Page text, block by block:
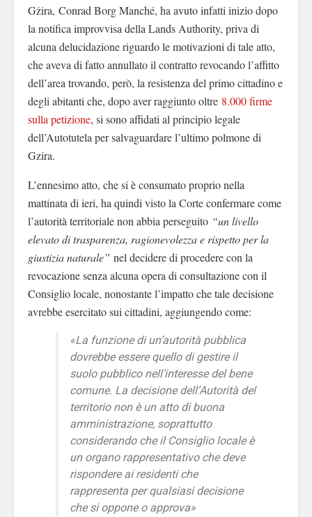
Gżira, Conrad Borg Manché, ha avuto infatti inizio dopo
la notifica improvvisa della Lands Authority, priva di
alcuna delucidazione riguardo le motivazioni di tale atto,
che aveva di fatto annullato il contratto revocando l’affitto
dell’area trovando, però, la resistenza del primo cittadino e
degli abitanti che, dopo aver raggiunto oltre 8.000 firme
sulla petizione, si sono affidati al principio legale
dell’Autotutela per salvaguardare l’ultimo polmone di
Gzira.
L’ennesimo atto, che si è consumato proprio nella
mattinata di ieri, ha quindi visto la Corte confermare come
l’autorità territoriale non abbia perseguito “un livello
elevato di trasparenza, ragionevolezza e rispetto per la
giustizia naturale” nel decidere di procedere con la
revocazione senza alcuna opera di consultazione con il
Consiglio locale, nonostante l’impatto che tale decisione
avrebbe esercitato sui cittadini, aggiungendo come:
«La funzione di un’autorità pubblica
dovrebbe essere quello di gestire il
suolo pubblico nell’interesse del bene
comune. La decisione dell’Autorità del
territorio non è un atto di buona
amministrazione, soprattutto
considerando che il Consiglio locale è
un organo rappresentativo che deve
rispondere ai residenti che
rappresenta per qualsiasi decisione
che si oppone o approva»